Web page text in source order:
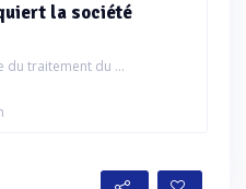
la société
du traitement du ...